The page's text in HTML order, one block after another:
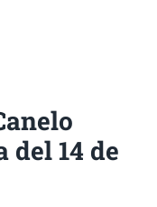
del 14 de